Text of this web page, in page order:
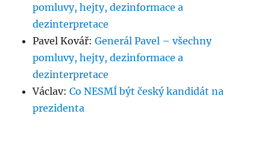
pomluvy, hejty, dezinformace a
dezinterpretace
Pavel Kovář:Generál Pavel – všechny
pomluvy, hejty, dezinformace a
dezinterpretace
Václav:Co NESMÍ být český kandidát na
prezidenta